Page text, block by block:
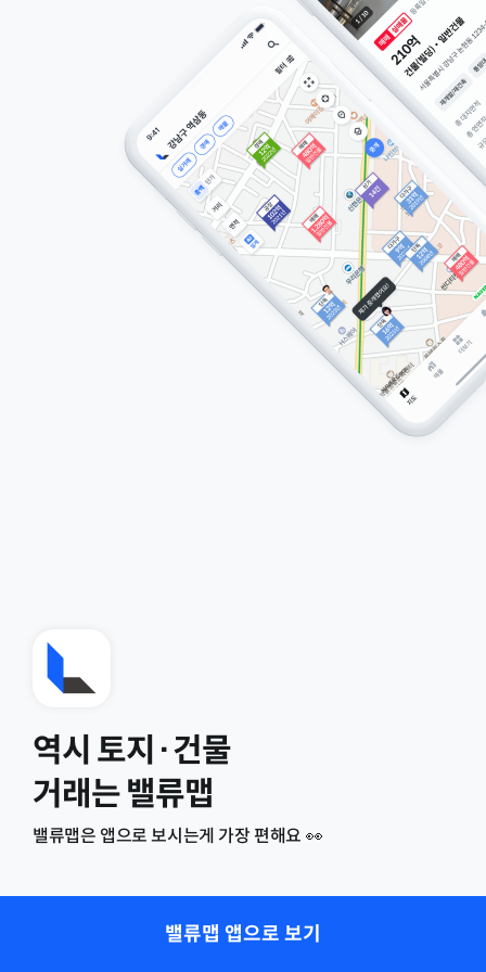
역시 토지·건물
거래는 밸류맵
밸류맵은 앱으로 보시는게 가장 편해요 👀
밸류맵 앱으로 보기